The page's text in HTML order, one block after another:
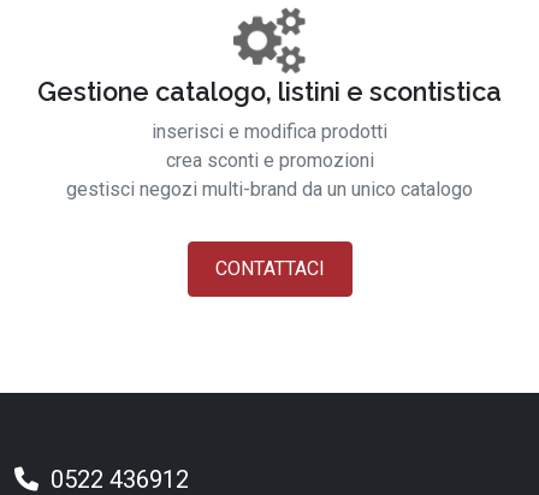
Gestione catalogo, listini e scontistica
inserisci e modifica prodotti
crea sconti e promozioni
gestisci negozi multi-brand da un unico catalogo
CONTATTACI
0522 436912